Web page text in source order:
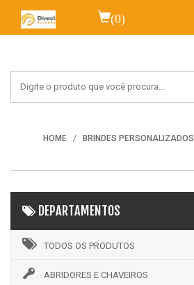
(0)
HOME BRINDES PERSONALIZADOS
DEPARTAMENTOS
TODOS OS PRODUTOS
ABRIDORES E CHAVEIROS